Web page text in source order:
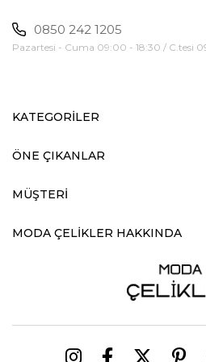
0850 242 1205
Pazartesi - Cuma 09:00 - 18:30 / C.tesi
KATEGORİLER
ÖNE ÇIKANLAR
MÜŞTERİ
MODA ÇELİKLER HAKKINDA